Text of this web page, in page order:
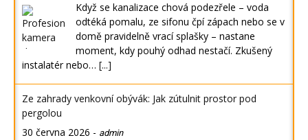
Když se kanalizace chová podezřele – voda
odtéká pomalu, ze sifonu čpí zápach nebo se v
domě pravidelně vrací splašky – nastane
moment, kdy pouhý odhad nestačí. Zkušený
instalatér nebo… [...]
Ze zahrady venkovní obývák: Jak zútulnit prostor pod
pergolou
30 června 2026 - admin